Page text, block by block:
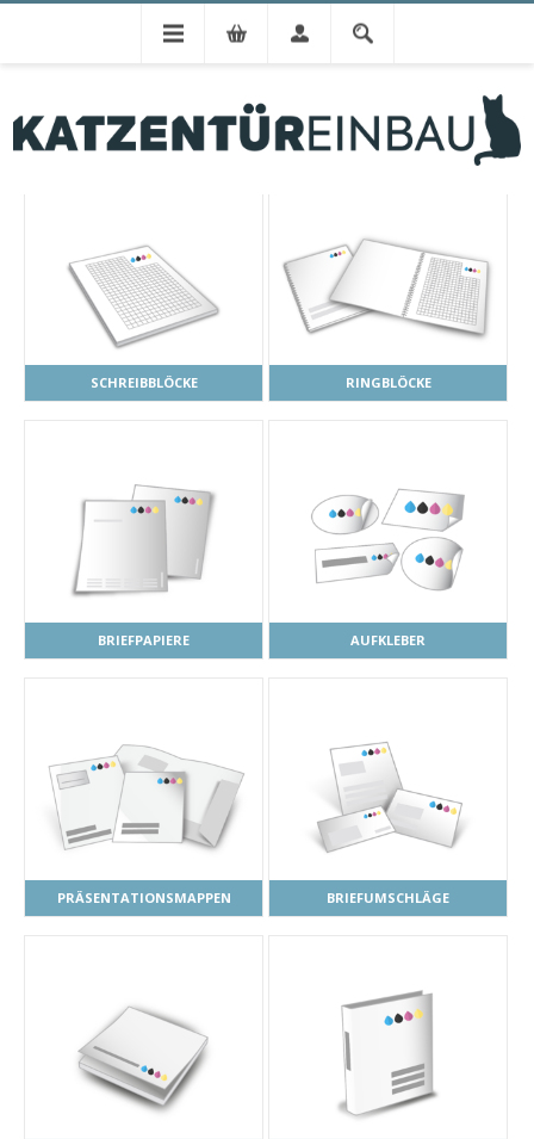
PRINTO BÜRO & SCHREIBBEDARF
SCHREIBBLÖCKE RINGBLÖCKE
BRIEFPAPIERE AUFKLEBER
PRÄSENTATIONSMAPPEN BRIEFUMSCHLÄGE